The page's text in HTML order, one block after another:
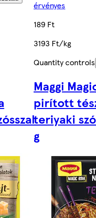
érvényes
189 Ft
3193 Ft/kg
Quantity controls
Maggi
pirított
teriyaki
g